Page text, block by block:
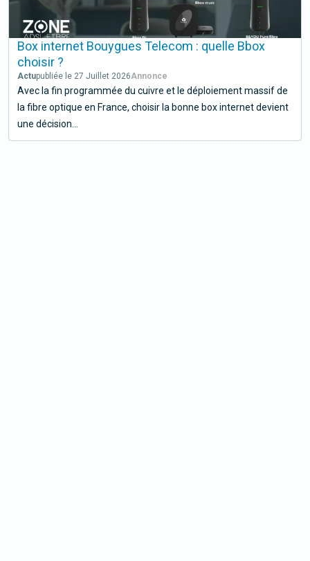
Box internet Bouygues Telecom : quelle Bbox
choisir ?
Actupubliée le 27 Juillet 2026
Avec la fin programmée du cuivre et le déploiement massif de
la fibre optique en France, choisir la bonne box internet devient
une décision...